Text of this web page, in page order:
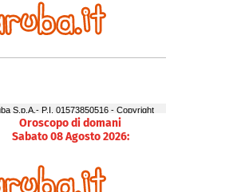
Oroscopo di domani
Sabato 08 Agosto 2026: